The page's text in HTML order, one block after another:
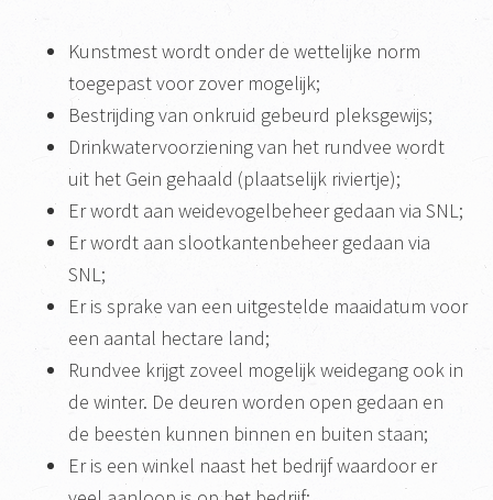
Kunstmest wordt onder de wettelijke norm
toegepast voor zover mogelijk;
Bestrijding van onkruid gebeurd pleksgewijs;
Drinkwatervoorziening van het rundvee wordt
uit het Gein gehaald (plaatselijk riviertje);
Er wordt aan weidevogelbeheer gedaan via SNL;
Er wordt aan slootkantenbeheer gedaan via
SNL;
Er is sprake van een uitgestelde maaidatum voor
een aantal hectare land;
Rundvee krijgt zoveel mogelijk weidegang ook in
de winter. De deuren worden open gedaan en
de beesten kunnen binnen en buiten staan;
Er is een winkel naast het bedrijf waardoor er